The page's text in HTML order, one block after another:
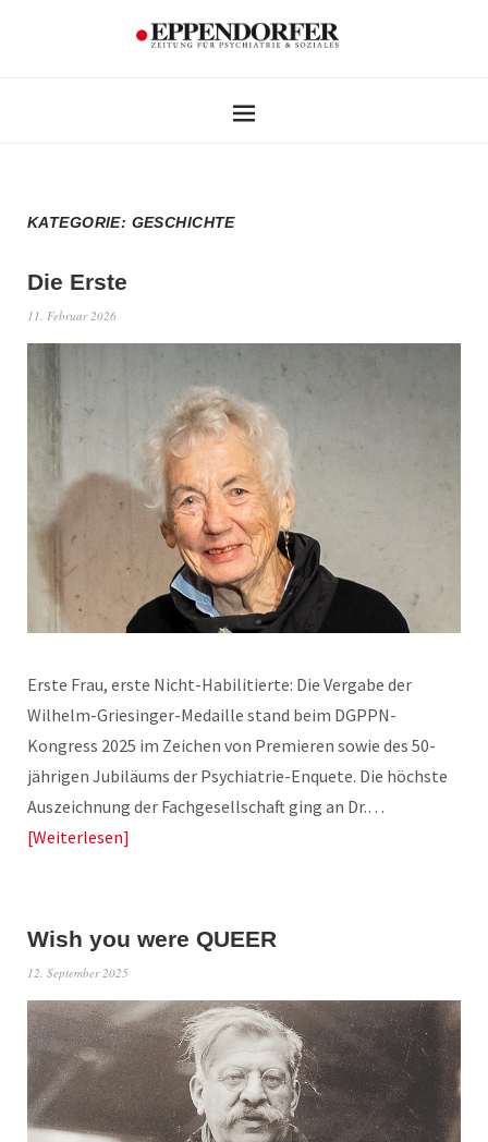
KATEGORIE: GESCHICHTE
Die Erste
11. Februar 2026
Erste Frau, erste Nicht-Habilitierte: Die Vergabe der
Wilhelm-Griesinger-Medaille stand beim DGPPN-
Kongress 2025 im Zeichen von Premieren sowie des 50-
jährigen Jubiläums der Psychiatrie-Enquete. Die höchste
Auszeichnung der Fachgesellschaft ging an Dr.…
Weiterlesen
Wish you were QUEER
12. September 2025